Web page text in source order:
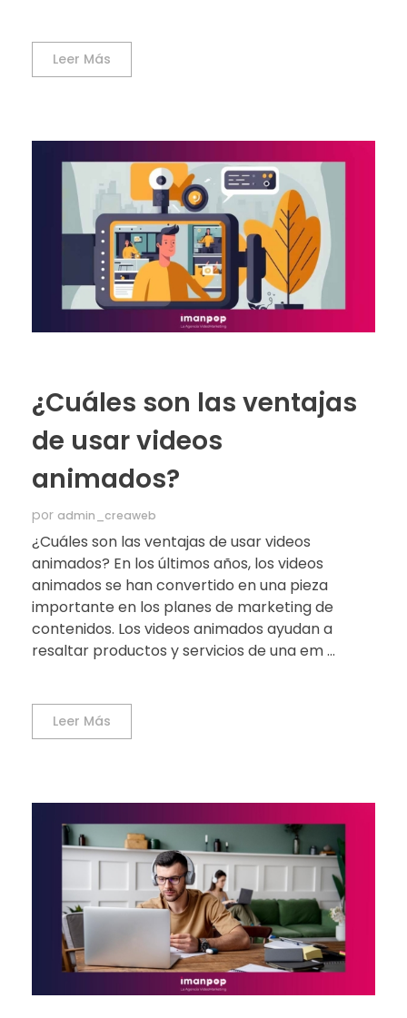
Leer Más
¿Cuáles son las ventajas
de usar videos
animados?
por admin_creaweb
¿Cuáles son las ventajas de usar videos
animados? En los últimos años, los videos
animados se han convertido en una pieza
importante en los planes de marketing de
contenidos. Los videos animados ayudan a
resaltar productos y servicios de una em ...
Leer Más